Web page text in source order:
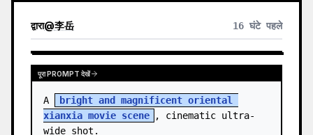
द्वारा@李岳 16 घंटे पहले
पूरा PROMPT देखें
A
bright and magnificent oriental
xianxia movie scene
, cinematic ultra-
wide shot.